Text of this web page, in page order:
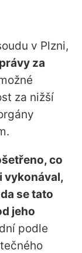
v Plzni,
za
za nižší
co
vykonával,
se tato
jeho
podle